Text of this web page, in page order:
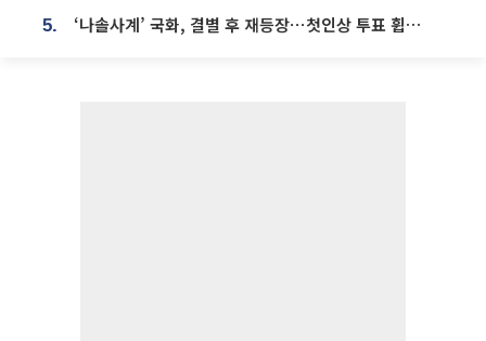
5. ‘나솔사계’ 국화, 결별 후 재등장⋯첫인상 투표 휩쓸고 ‘인기녀’ 등극